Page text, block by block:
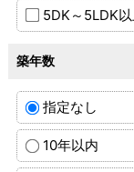
5DK～5LDK以
築年数
指定なし
10年以内